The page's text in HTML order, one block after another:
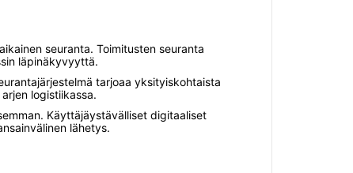
seuranta. Toimitusten seuranta
läpinäkyvyyttä.
tarjoaa yksityiskohtaista
logistiikassa.
Käyttäjäystävälliset digitaaliset
lähetys.